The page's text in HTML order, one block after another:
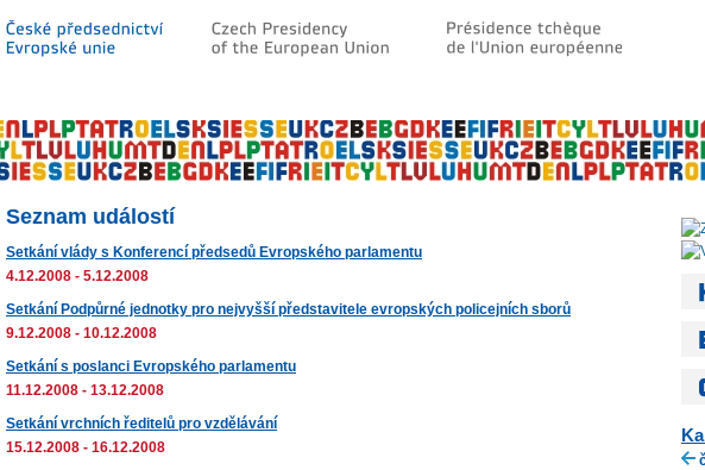
Seznam událostí
Setkání vlády s Konferencí předsedů Evropského parlamentu
4.12.2008 - 5.12.2008
Setkání Podpůrné jednotky pro nejvyšší představitele evropských policejních sborů
9.12.2008 - 10.12.2008
Setkání s poslanci Evropského parlamentu
11.12.2008 - 13.12.2008
Setkání vrchních ředitelů pro vzdělávání
15.12.2008 - 16.12.2008